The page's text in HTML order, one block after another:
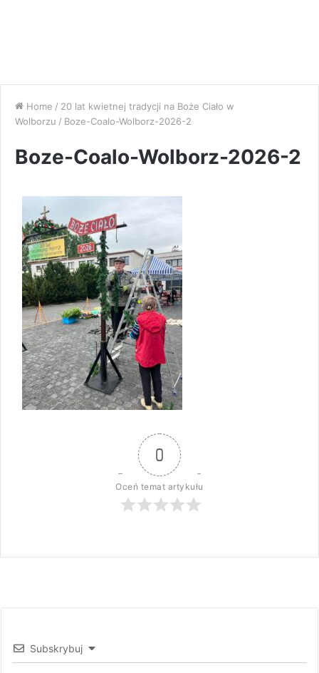
Home / 20 lat kwietnej tradycji na Boże Ciało w
Wolborzu / Boze-Coalo-Wolborz-2026-2
Boze-Coalo-Wolborz-2026-2
0
Oceń temat artykułu
Subskrybuj